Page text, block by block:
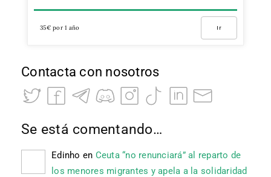
35€ por 1 año Ir
Contacta con nosotros
Se está comentando…
Edinho en Ceuta “no renunciará” al reparto de
los menores migrantes y apela a la solidaridad